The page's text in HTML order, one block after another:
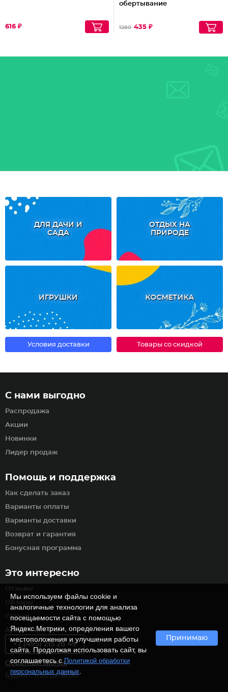
616 ₽
обертывание
1280 435 ₽
ДЛЯ ДАЧИ И
САДА
ОТДЫХ НА
ПРИРОДЕ
ИГРУШКИ КОСМЕТИКА
Условия доставки Товары со скидкой
Помощь и поддержка
Как сделать заказ
Варианты оплаты
Варианты доставки
Возврат и гарантия
Бонусная программа
С нами выгодно
Распродажа
Акции
Новинки
Лидер продаж
Это интересно
Отзывы
Обзоры
Статьи
Архив страниц
+7 (495) 215 28 49
Обратный звонок
Будни с 9:00 до 18:00
Мы используем файлы cookie и
аналогичные технологии для анализа
посещаемости сайта с помощью
Яндекс.Метрики, определения вашего
местоположения и улучшения работы
сайта. Продолжая использовать сайт, вы
соглашаетесь сПолитикой обработки
персональных данных
Принимаю